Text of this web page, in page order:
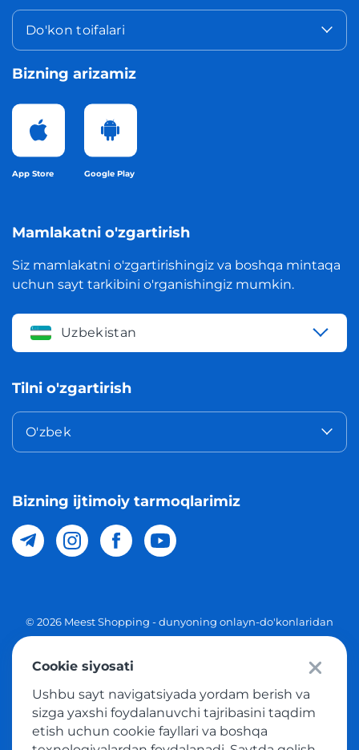
Do'kon toifalari
Bizning arizamiz
App Store Google Play
Mamlakatni o'zgartirish
Siz mamlakatni o'zgartirishingiz va boshqa mintaqa
uchun sayt tarkibini o'rganishingiz mumkin.
Uzbekistan
Tilni o'zgartirish
O'zbek
Bizning ijtimoiy tarmoqlarimiz
© 2026 Meest Shopping - dunyoning onlayn-do'konlaridan
Ommaviy taklif
Tovar sotib olish xizmatidan foydalanish shartlari
Cookie siyosati
Ushbu sayt navigatsiyada yordam berish va
sizga yaxshi foydalanuvchi tajribasini taqdim
etish uchun cookie fayllari va boshqa